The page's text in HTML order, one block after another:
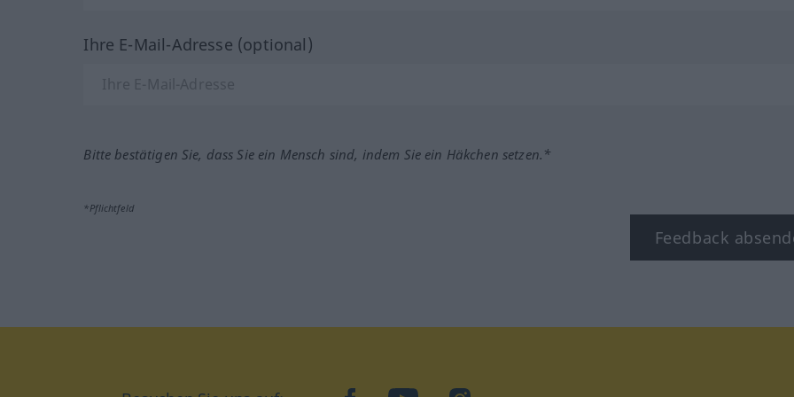
Ihre E-Mail-Adresse (optional)
Bitte bestätigen Sie, dass Sie ein Mensch sind, indem Sie ein Häkchen setzen.*
*Pflichtfeld
Feedback